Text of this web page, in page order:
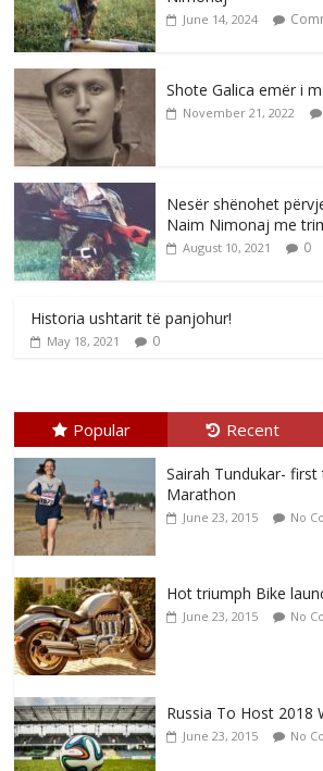
June 14, 2024
Shote Galica emër i
November 21, 2022
Nesër shënohet
Naim Nimonaj me
August 10, 2021 0
Historia ushtarit të panjohur!
May 18, 2021 0
Popular Recent
Sairah Tundukar-
Marathon
June 23, 2015 No
Hot triumph Bike
June 23, 2015 No
Russia To Host 2018
June 23, 2015 No